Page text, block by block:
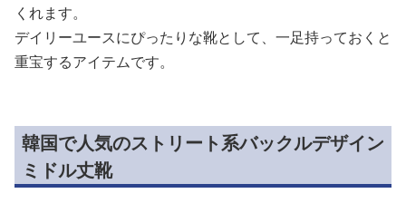
くれます。
デイリーユースにぴったりな靴として、一足持っておくと
重宝するアイテムです。
韓国で人気のストリート系バックルデザイン
ミドル丈靴